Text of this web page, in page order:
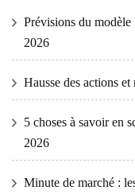
Prévisions du
2026
Hausse des actions
5 choses à savoir en
2026
Minute de marché :